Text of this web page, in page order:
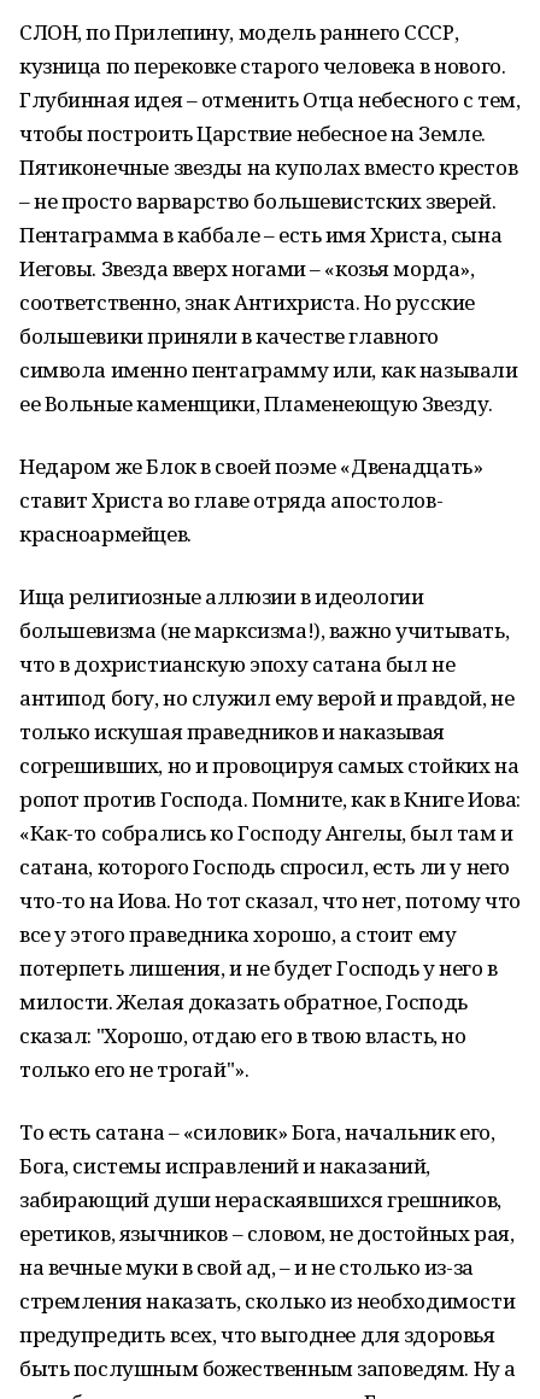
СЛОН, по Прилепину, модель раннего СССР,
кузница по перековке старого человека в нового.
Глубинная идея – отменить Отца небесного с тем,
чтобы построить Царствие небесное на Земле.
Пятиконечные звезды на куполах вместо крестов
– не просто варварство большевистских зверей.
Пентаграмма в каббале – есть имя Христа, сына
Иеговы. Звезда вверх ногами – «козья морда»,
соответственно, знак Антихриста. Но русские
большевики приняли в качестве главного
символа именно пентаграмму или, как называли
ее Вольные каменщики, Пламенеющую Звезду.
Недаром же Блок в своей поэме «Двенадцать»
ставит Христа во главе отряда апостолов-
красноармейцев.
Ища религиозные аллюзии в идеологии
большевизма (не марксизма!), важно учитывать,
что в дохристианскую эпоху сатана был не
антипод богу, но служил ему верой и правдой, не
только искушая праведников и наказывая
согрешивших, но и провоцируя самых стойких на
ропот против Господа. Помните, как в Книге Иова:
«Как-то собрались ко Господу Ангелы, был там и
сатана, которого Господь спросил, есть ли у него
что-то на Иова. Но тот сказал, что нет, потому что
все у этого праведника хорошо, а стоит ему
потерпеть лишения, и не будет Господь у него в
милости. Желая доказать обратное, Господь
сказал: "Хорошо, отдаю его в твою власть, но
только его не трогай"».
То есть сатана – «силовик» Бога, начальник его,
Бога, системы исправлений и наказаний,
забирающий души нераскаявшихся грешников,
еретиков, язычников – словом, не достойных рая,
на вечные муки в свой ад, – и не столько из-за
стремления наказать, сколько из необходимости
предупредить всех, что выгоднее для здоровья
быть послушным божественным заповедям. Ну а